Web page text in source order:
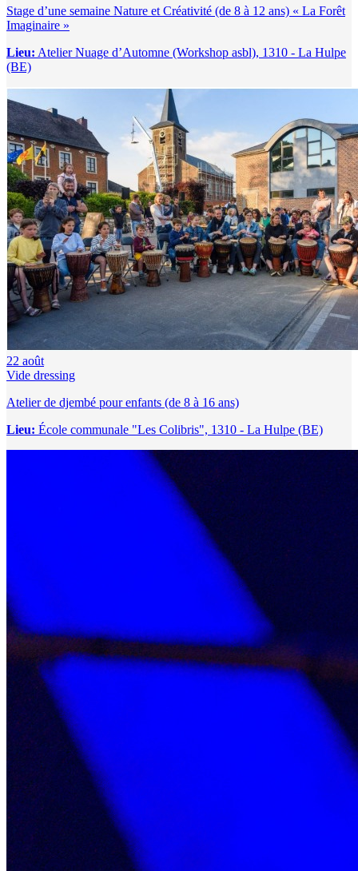
Stage d’une semaine Nature et Créativité (de 8 à 12 ans) « La Forêt
Imaginaire »
Lieu: Atelier Nuage d’Automne (Workshop asbl), 1310 - La Hulpe
(BE)
22 août
Vide dressing
Atelier de djembé pour enfants (de 8 à 16 ans)
Lieu: École communale "Les Colibris", 1310 - La Hulpe (BE)